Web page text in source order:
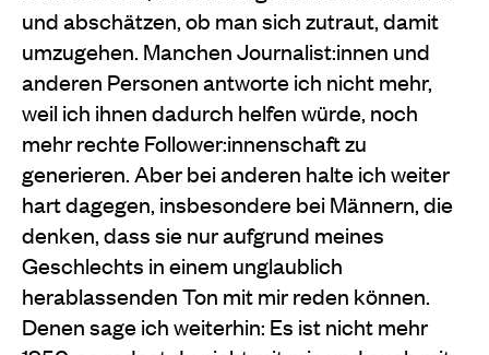
und abschätzen, ob man sich zutraut, damit
umzugehen. Manchen Journalist:innen und
anderen Personen antworte ich nicht mehr,
weil ich ihnen dadurch helfen würde, noch
mehr rechte Follower:innenschaft zu
generieren. Aber bei anderen halte ich weiter
hart dagegen, insbesondere bei Männern, die
denken, dass sie nur aufgrund meines
Geschlechts in einem unglaublich
herablassenden Ton mit mir reden können.
Denen sage ich weiterhin: Es ist nicht mehr